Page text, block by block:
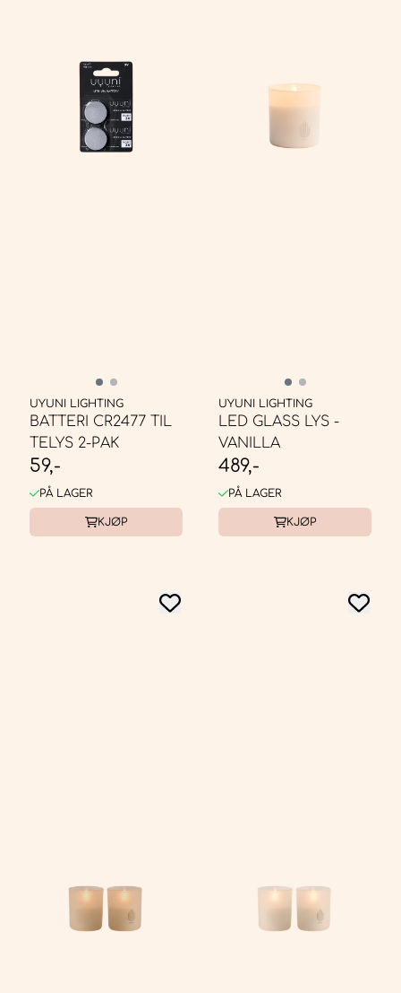
UYUNI LIGHTING
BATTERI CR2477 TIL
TELYS 2-PAK
59,-
PÅ LAGER
KJØP
UYUNI LIGHTING
LED GLASS LYS -
VANILLA
489,-
PÅ LAGER
KJØP